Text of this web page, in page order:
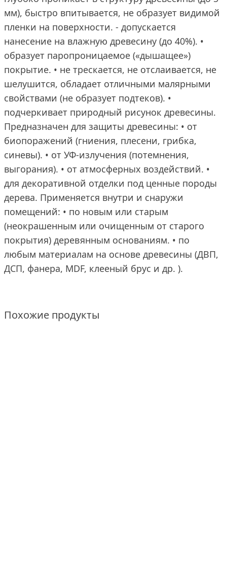
мм), быстро впитывается, не образует видимой
пленки на поверхности. - допускается
нанесение на влажную древесину (до 40%). •
образует паропроницаемое («дышащее»)
покрытие. • не трескается, не отслаивается, не
шелушится, обладает отличными малярными
свойствами (не образует подтеков). •
подчеркивает природный рисунок древесины.
Предназначен для защиты древесины: • от
биопоражений (гниения, плесени, грибка,
синевы). • от УФ-излучения (потемнения,
выгорания). • от атмосферных воздействий. •
для декоративной отделки под ценные породы
дерева. Применяется внутри и снаружи
помещений: • по новым или старым
(неокрашенным или очищенным от старого
покрытия) деревянным основаниям. • по
любым материалам на основе древесины (ДВП,
ДСП, фанера, MDF, клееный брус и др. ).
Похожие продукты